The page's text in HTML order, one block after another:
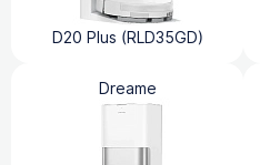
D20 Plus (RLD35GD)
Dreame